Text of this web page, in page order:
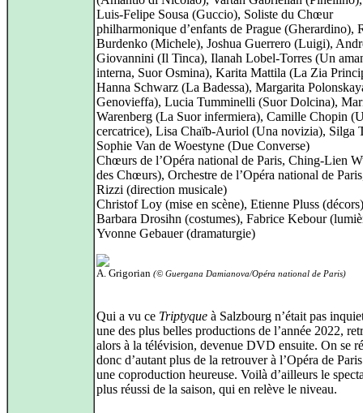
Luis‑Felipe Sousa (Guccio), Soliste du Chœur
philharmonique d’enfants de Prague (Gherardino),
Burdenko (Michele), Joshua Guerrero (Luigi),
Giovannini (Il Tinca), Ilanah Lobel‑Torres (Un
interna, Suor Osmina), Karita Mattila (La Zia
Hanna Schwarz (La Badessa), Margarita
Genovieffa), Lucia Tumminelli (Suor Dolcina),
Warenberg (La Suor infermiera), Camille Chopin
cercatrice), Lisa Chaïb-Auriol (Una novizia), Silga
Sophie Van de Woestyne (Due Converse)
Chœurs de l’Opéra national de Paris, Ching‑Lien
des Chœurs), Orchestre de l’Opéra national de
Rizzi (direction musicale)
Christof Loy (mise en scène), Etienne Pluss
Barbara Drosihn (costumes), Fabrice Kebour
Yvonne Gebauer (dramaturgie)
A. Grigorian (© Guergana Damianova/Opéra national de Paris)
Qui a vu ce Triptyque à Salzbourg n’était pas
une des plus belles productions de l’année 2022,
alors à la télévision, devenue DVD ensuite. On se
donc d’autant plus de la retrouver à l’Opéra de
une coproduction heureuse. Voilà d’ailleurs le
plus réussi de la saison, qui en relève le niveau.